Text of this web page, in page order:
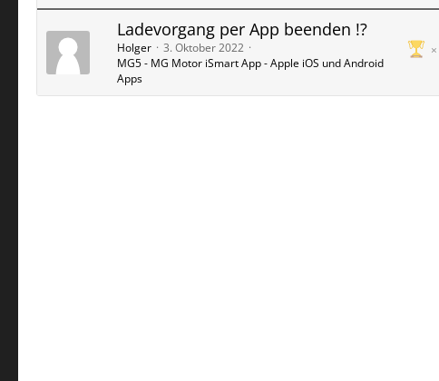
Ladevorgang per App beenden !?
Holger
3. Oktober 2022
MG5 - MG Motor iSmart App - Apple iOS und Android
Apps